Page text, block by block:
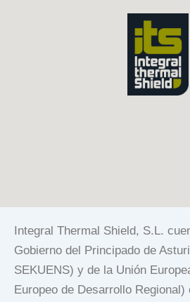
Integral Thermal Shield, S.L.
Gobierno del Principado de
SEKUENS) y de la Unión
Europeo de Desarrollo